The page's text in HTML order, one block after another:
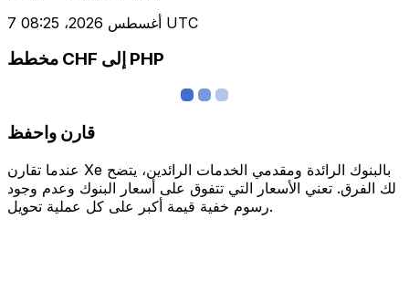
7 أغسطس 2026، 08:25 UTC
مخطط CHF إلى PHP
قارن واحفظ
عندما تقارن Xe بالبنوك الرائدة ومقدمي الخدمات الرائدين، يتضح
لك الفرق. تعني الأسعار التي تتفوق على أسعار البنوك وعدم وجود
رسوم خفية قيمة أكبر على كل عملية تحويل.